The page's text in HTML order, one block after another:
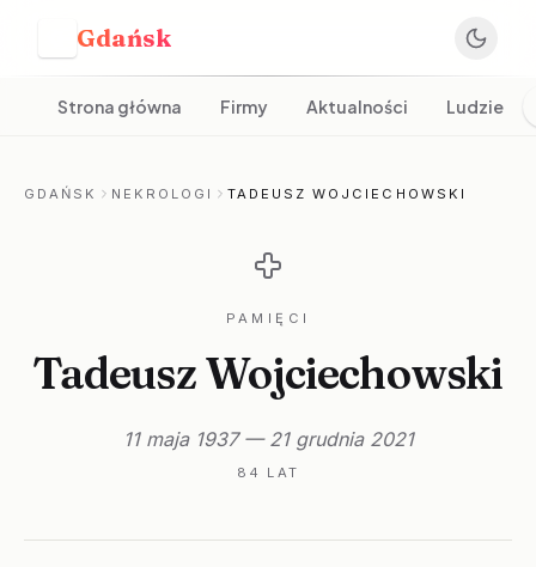
Gdańsk
Strona główna Firmy Aktualności Ludzie
GDAŃSK NEKROLOGI TADEUSZ WOJCIECHOWSKI
PAMIĘCI
Tadeusz Wojciechowski
11 maja 1937 — 21 grudnia 2021
84 LAT